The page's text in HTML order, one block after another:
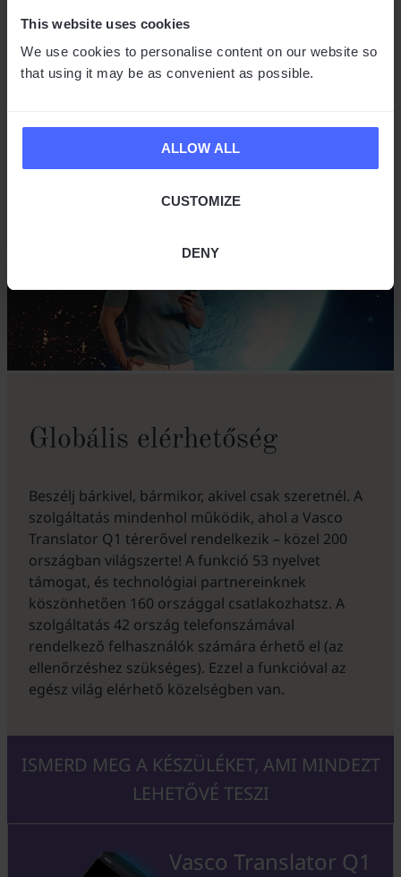
This website uses cookies
We use cookies to personalise content on our website so
that using it may be as convenient as possible.
ALLOW ALL
CUSTOMIZE
DENY
ESZKÖZ, NAGY LEHETŐSÉGEK
Globális elérhetőség
Beszélj bárkivel, bármikor, akivel csak szeretnél. A
szolgáltatás mindenhol működik, ahol a Vasco
Translator Q1 térerővel rendelkezik – közel 200
országban világszerte! A funkció 53 nyelvet
támogat, és technológiai partnereinknek
köszönhetően 160 országgal csatlakozhatsz. A
szolgáltatás 42 ország telefonszámával
rendelkező felhasználók számára érhető el (az
ellenőrzéshez szükséges). Ezzel a funkcióval az
egész világ elérhető közelségben van.
ISMERD MEG A KÉSZÜLÉKET, AMI MINDEZT
LEHETŐVÉ TESZI
Vasco Translator Q1